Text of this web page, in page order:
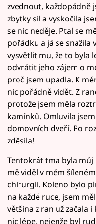
zvednout, každopádně
zbytky sil a vyskočila
se nic neděje. Ptal se
pořádku a já se snažila
vysvětlit mu, že to byla
odvrátit jeho zájem o
proč jsem upadla. K
nic pořádně vidět. Z
protože jsem měla
kamínků. Omluvila
domovních dveří. Po
zděsila!
Tentokrát tma byla
mě viděl v mém
chirurgii. Koleno bylo
na každé ruce, jsem
většina z ran už začala
nic lépe, nejenže byl